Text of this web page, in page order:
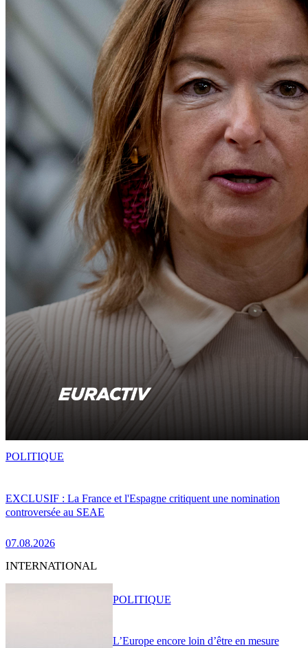
EXCLUSIF : La France et l'Espagne critiquent une nomination
controversée au SEAE
07.08.2026
POLITIQUE
INTERNATIONAL
L’Europe encore loin d’être en mesure
POLITIQUE